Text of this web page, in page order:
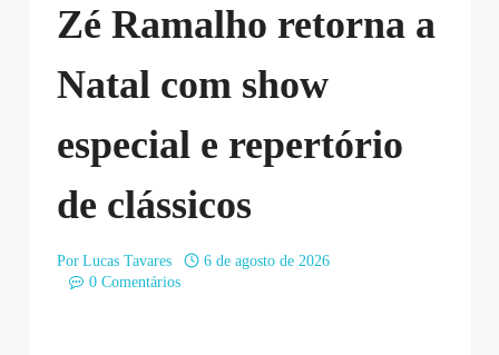
Zé Ramalho retorna a
Natal com show
especial e repertório
de clássicos
Por Lucas Tavares
6 de agosto de 2026
0 Comentários